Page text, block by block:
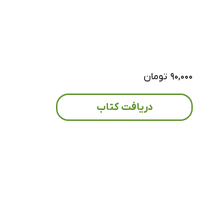
۹۰,۰۰۰ تومان
دریافت کتاب